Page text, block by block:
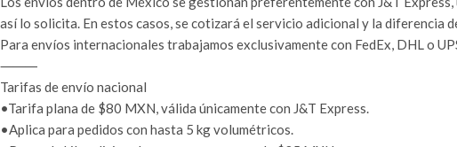
así lo solicita. En estos casos, se cotizará el servicio adicional y la diferencia
Para envíos internacionales trabajamos exclusivamente con FedEx, DHL o
⸻
Tarifas de envío nacional
•Tarifa plana de $80 MXN, válida únicamente con J&T Express.
•Aplica para pedidos con hasta 5 kg volumétricos.